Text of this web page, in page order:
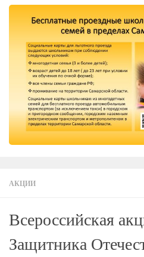
АКЦИИ
Всероссийская
Защитника